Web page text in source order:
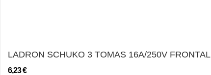
LADRON SCHUKO 3 TOMAS 16A/250V FRONTAL
6,23 €